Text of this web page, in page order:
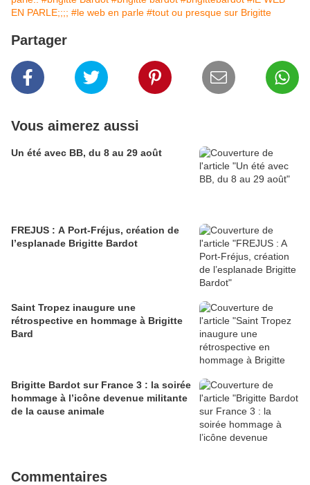
EN PARLE;;;; #le web en parle #tout ou presque sur Brigitte
Partager
Vous aimerez aussi
Un été avec BB, du 8 au 29 août
FREJUS : A Port-Fréjus, création de
l’esplanade Brigitte Bardot
Saint Tropez inaugure une
rétrospective en hommage à Brigitte
Bard
Brigitte Bardot sur France 3 : la soirée
hommage à l’icône devenue militante
de la cause animale
Commentaires